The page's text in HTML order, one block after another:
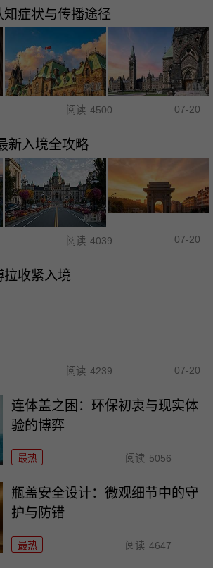
症状与传播途径
阅读 4500 07-20
新入境全攻略
阅读 4039 07-20
拉收紧入境
阅读 4239 07-20
连体盖之困：环保初衷与现实体
验的博弈
最热 阅读 5056
瓶盖安全设计：微观细节中的守
护与防错
最热 阅读 4647